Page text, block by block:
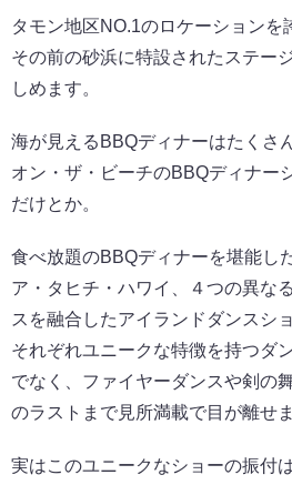
タモン地区NO.1のロケーションを
その前の砂浜に特設されたステー
しめます。
海が見えるBBQディナーはたくさ
オン・ザ・ビーチのBBQディナー
だけとか。
食べ放題のBBQディナーを堪能し
ア・タヒチ・ハワイ、４つの異な
スを融合したアイランドダンスシ
それぞれユニークな特徴を持つダ
でなく、ファイヤーダンスや剣の
のラストまで見所満載で目が離せま
実はこのユニークなショーの振付